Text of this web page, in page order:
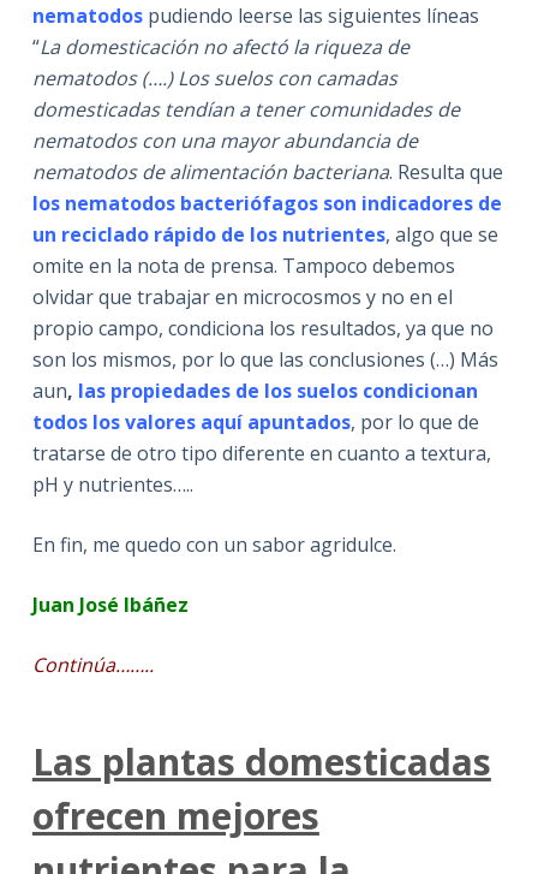
nematodospudiendo leerse las siguientes líneas
“La domesticación no afectó la riqueza de
nematodos (….) Los suelos con camadas
domesticadas tendían a tener comunidades de
nematodos con una mayor abundancia de
nematodos de alimentación bacteriana. Resulta que
los nematodos bacteriófagos son indicadores de
un reciclado rápido de los nutrientes, algo que se
omite en la nota de prensa. Tampoco debemos
olvidar que trabajar en microcosmos y no en el
propio campo, condiciona los resultados, ya que no
son los mismos, por lo que las conclusiones (…) Más
aun, las propiedades de los suelos condicionan
todos los valores aquí apuntados, por lo que de
tratarse de otro tipo diferente en cuanto a textura,
pH y nutrientes…..
En fin, me quedo con un sabor agridulce.
Juan José Ibáñez
Continúa……..
Las plantas domesticadas
ofrecen mejores